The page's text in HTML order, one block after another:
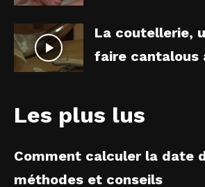
La coutellerie,
faire cantalous
Les plus lus
Comment calculer la date
méthodes et conseils